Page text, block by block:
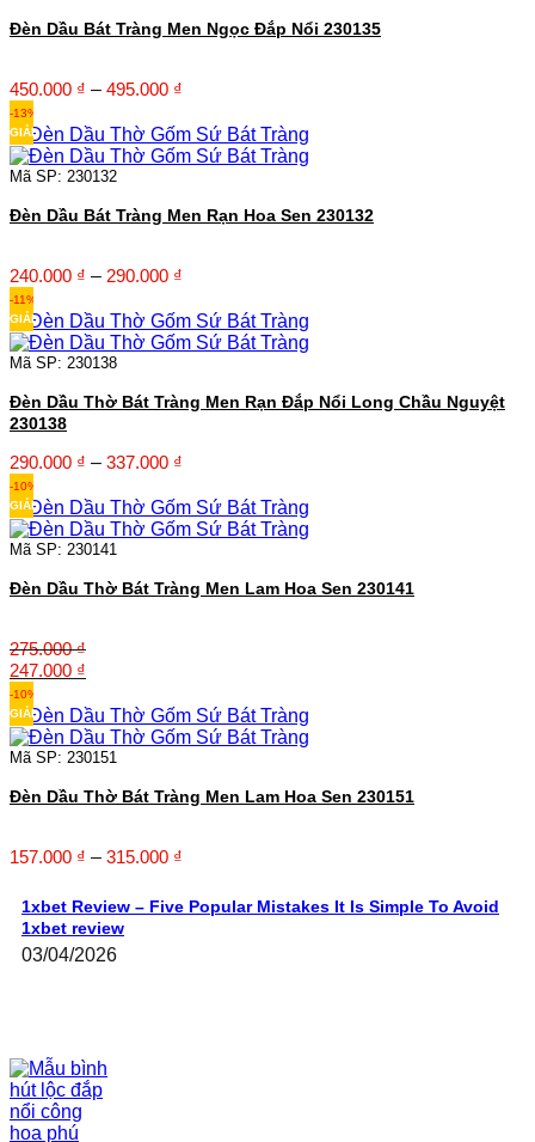
Đèn Dầu Bát Tràng Men Ngọc Đắp Nổi 230135
450.000 ₫ – 495.000 ₫
từ
450.000 ₫
-13%
GIẢM
Mã SP: 230132
Đèn Dầu Bát Tràng Men Rạn Hoa Sen 230132
240.000 ₫ – 290.000 ₫
từ
240.000 ₫
-11%
GIẢM
Mã SP: 230138
Đèn Dầu Thờ Bát Tràng Men Rạn Đắp Nổi Long Chầu Nguyệt
230138
290.000 ₫ – 337.000 ₫
từ
290.000 ₫
-10%
GIẢM
Mã SP: 230141
Đèn Dầu Thờ Bát Tràng Men Lam Hoa Sen 230141
275.000₫
Giá
gốc
là:
275.000 ₫.
247.000 ₫
tại
là:
247.000 ₫.
-10%
GIẢM
Mã SP: 230151
Đèn Dầu Thờ Bát Tràng Men Lam Hoa Sen 230151
157.000 ₫ – 315.000 ₫
từ
157.000 ₫
1xbet Review – Five Popular Mistakes It Is Simple To Avoid
1xbet review
03/04/2026